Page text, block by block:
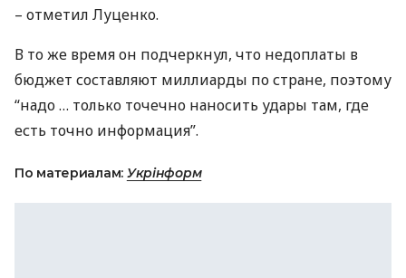
– отметил Луценко.
В то же время он подчеркнул, что недоплаты в
бюджет составляют миллиарды по стране, поэтому
“надо … только точечно наносить удары там, где
есть точно информация”.
По материалам: Укрінформ